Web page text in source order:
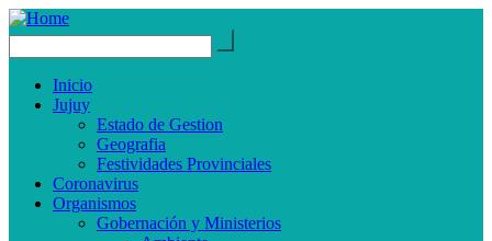
Inicio
Jujuy
Estado de Gestion
Geografia
Festividades Provinciales
Coronavirus
Organismos
Gobernación y Ministerios